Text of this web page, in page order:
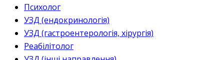
Психолог
УЗД (ендокринологія)
УЗД (гастроентерологія, хірургія)
Реабілітолог